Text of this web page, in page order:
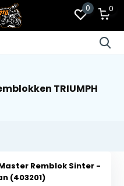
0 0
TRIUMPH
Remblok Sinter -
(403201)